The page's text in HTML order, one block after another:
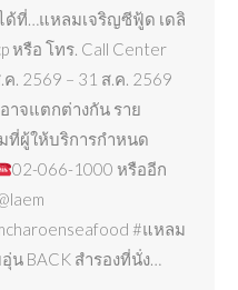
ด้ที่…แหลมเจริญซีฟู้ด เดลิ
หรือ โทร. Call Center
. 2569 – 31 ส.ค. 2569
าจแตกต่างกัน ราย
ที่ผู้ให้บริการกำหนด
02-066-1000 หรืออีก
#แหลม
BACK สำรองที่นั่ง…